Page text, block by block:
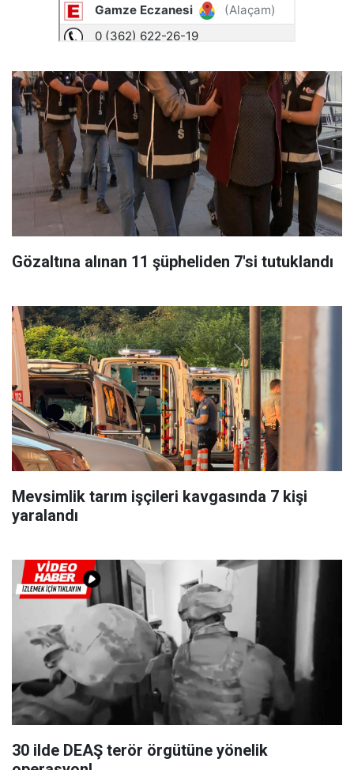
Gözaltına alınan 11 şüpheliden 7'si tutuklandı
Mevsimlik tarım işçileri kavgasında 7 kişi
yaralandı
30 ilde DEAŞ terör örgütüne yönelik